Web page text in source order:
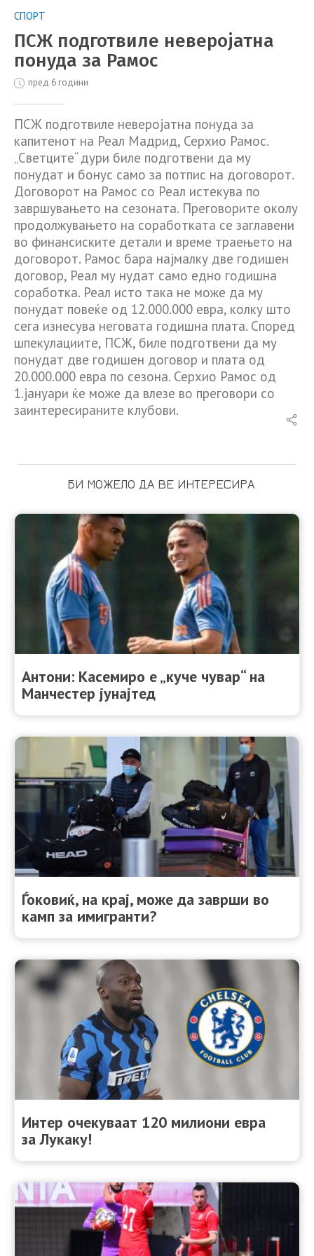
СПОРТ
ПСЖ подготвиле неверојатна
понуда за Рамос
пред 6 години
ПСЖ подготвиле неверојатна понуда за
капитенот на Реал Мадрид, Серхио Рамос.
„Светците“ дури биле подготвени да му
понудат и бонус само за потпис на договорот.
Договорот на Рамос со Реал истекува по
завршувањето на сезоната. Преговорите околу
продолжувањето на соработката се заглавени
во финансиските детали и време траењето на
договорот. Рамос бара најмалку две годишен
договор, Реал му нудат само едно годишна
соработка. Реал исто така не може да му
понудат повеќе од 12.000.000 евра, колку што
сега изнесува неговата годишна плата. Според
шпекулациите, ПСЖ, биле подготвени да му
понудат две годишен договор и плата од
20.000.000 евра по сезона. Серхио Рамос од
1.јануари ќе може да влезе во преговори со
заинтересираните клубови.
БИ МОЖЕЛО ДА ВЕ ИНТЕРЕСИРА
Антони: Касемиро е „куче чувар“ на
Манчестер јунајтед
Ѓоковиќ, на крај, може да заврши во
камп за имигранти?
Интер очекуваат 120 милиони евра
за Лукаку!